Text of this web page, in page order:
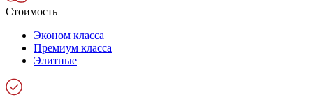
Стоимость
Эконом класса
Премиум класса
Элитные